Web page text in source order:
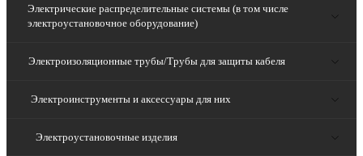
Электрические распределительные системы (в том числе
электроустановочное оборудование)
Электроизоляционные трубы/Трубы для защиты кабеля
Электроинструменты и аксессуары для них
Электроустановочные изделия